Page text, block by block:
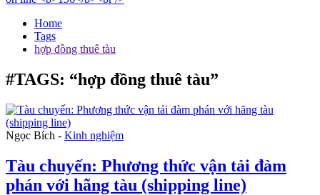
Home
Tags
hợp đồng thuê tàu
#TAGS: “hợp đồng thuê tàu”
Ngọc Bích - Kinh nghiệm
Tàu chuyến: Phương thức vận tải đàm
phán với hãng tàu (shipping line)